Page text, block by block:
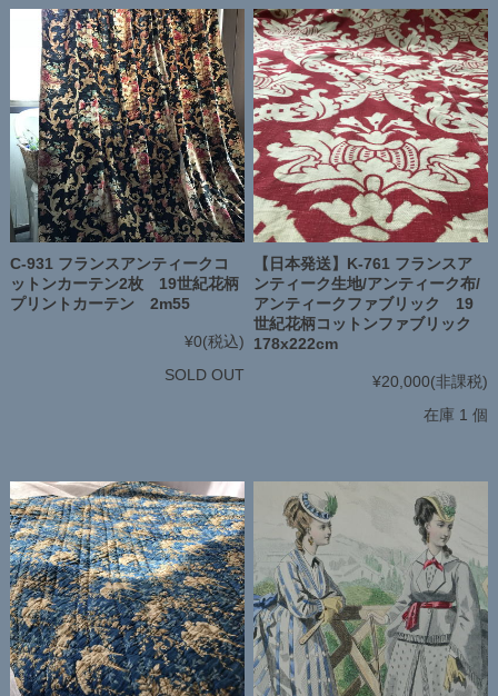
C-931 フランスアンティークコ
ットンカーテン2枚 19世紀花柄
プリントカーテン 2m55
¥0(税込)
SOLD OUT
【日本発送】K-761 フランスア
ンティーク生地/アンティーク布/
アンティークファブリック 19
世紀花柄コットンファブリック
178x222cm
¥20,000(非課税)
在庫 1 個